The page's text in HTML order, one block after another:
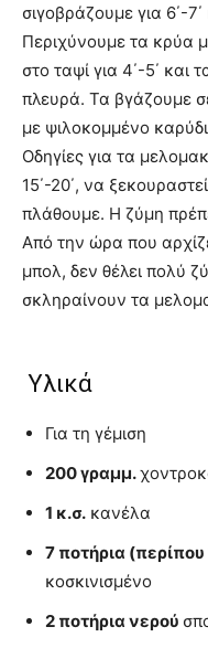
σιγοβράζουμε για 6΄-
Περιχύνουμε τα κρύα
στο ταψί για 4΄-5΄ και
πλευρά. Τα βγάζουμε
µε ψιλοκομμένο
Οδηγίες για τα
15΄-20΄, να
πλάθουμε. Η ζύμη
Από την ώρα που
μπολ, δεν θέλει πολύ
σκληραίνουν τα
Υλικά
Για τη γέμιση
200 γραµµ.
1 κ.σ. κανέλα
7 ποτήρια (περίπου
κοσκινισμένο
2 ποτήρια νερού